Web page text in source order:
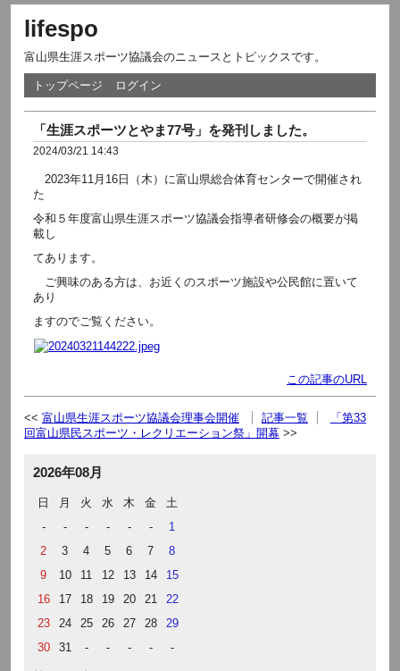
lifespo
富山県生涯スポーツ協議会のニュースとトピックスです。
トップページ ログイン
「生涯スポーツとやま77号」を発刊しました。
2024/03/21 14:43
2023年11月16日（木）に富山県総合体育センターで開催され
た
令和５年度富山県生涯スポーツ協議会指導者研修会の概要が掲
載し
てあります。
ご興味のある方は、お近くのスポーツ施設や公民館に置いて
あり
ますのでご覧ください。
この記事のURL
富山県生涯スポーツ協議会理事会開催 記事一覧
「第33
回富山県民スポーツ・レクリエーション祭」開幕
2026年08月
日 月 火 水 木 金
土
-
- - - - -
1
2
3 4 5 6 7
8
9
10 11 12 13 14
15
16
17 18 19 20 21
22
23
24 25 26 27 28
29
30
31 - - - - -